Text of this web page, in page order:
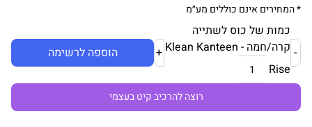
* המחירים אינם כוללים מע״מ
כמות של כוס לשתייה
קרה/חמה Klean Kanteen -
Rise
+ הוספה לרשימה
רוצה להרכיב קיט בעצמי